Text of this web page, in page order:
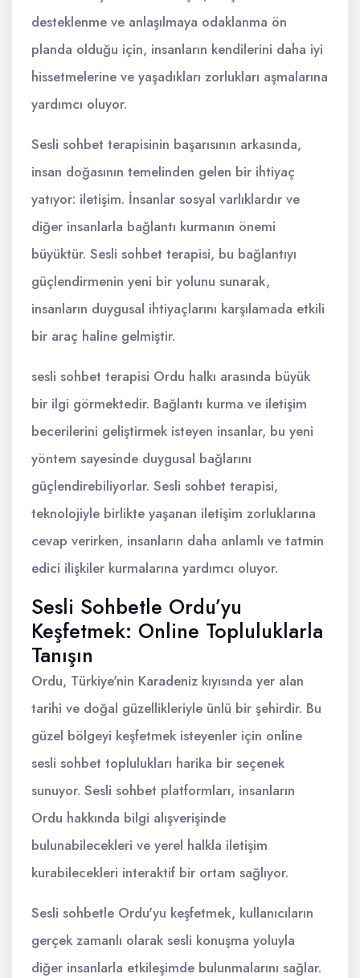
desteklenme ve anlaşılmaya odaklanma ön
planda olduğu için, insanların kendilerini daha iyi
hissetmelerine ve yaşadıkları zorlukları aşmalarına
yardımcı oluyor.
Sesli sohbet terapisinin başarısının arkasında,
insan doğasının temelinden gelen bir ihtiyaç
yatıyor: iletişim. İnsanlar sosyal varlıklardır ve
diğer insanlarla bağlantı kurmanın önemi
büyüktür. Sesli sohbet terapisi, bu bağlantıyı
güçlendirmenin yeni bir yolunu sunarak,
insanların duygusal ihtiyaçlarını karşılamada etkili
bir araç haline gelmiştir.
sesli sohbet terapisi Ordu halkı arasında büyük
bir ilgi görmektedir. Bağlantı kurma ve iletişim
becerilerini geliştirmek isteyen insanlar, bu yeni
yöntem sayesinde duygusal bağlarını
güçlendirebiliyorlar. Sesli sohbet terapisi,
teknolojiyle birlikte yaşanan iletişim zorluklarına
cevap verirken, insanların daha anlamlı ve tatmin
edici ilişkiler kurmalarına yardımcı oluyor.
Sesli Sohbetle Ordu’yu
Keşfetmek: Online Topluluklarla
Tanışın
Ordu, Türkiye'nin Karadeniz kıyısında yer alan
tarihi ve doğal güzellikleriyle ünlü bir şehirdir. Bu
güzel bölgeyi keşfetmek isteyenler için online
sesli sohbet toplulukları harika bir seçenek
sunuyor. Sesli sohbet platformları, insanların
Ordu hakkında bilgi alışverişinde
bulunabilecekleri ve yerel halkla iletişim
kurabilecekleri interaktif bir ortam sağlıyor.
Sesli sohbetle Ordu'yu keşfetmek, kullanıcıların
gerçek zamanlı olarak sesli konuşma yoluyla
diğer insanlarla etkileşimde bulunmalarını sağlar.